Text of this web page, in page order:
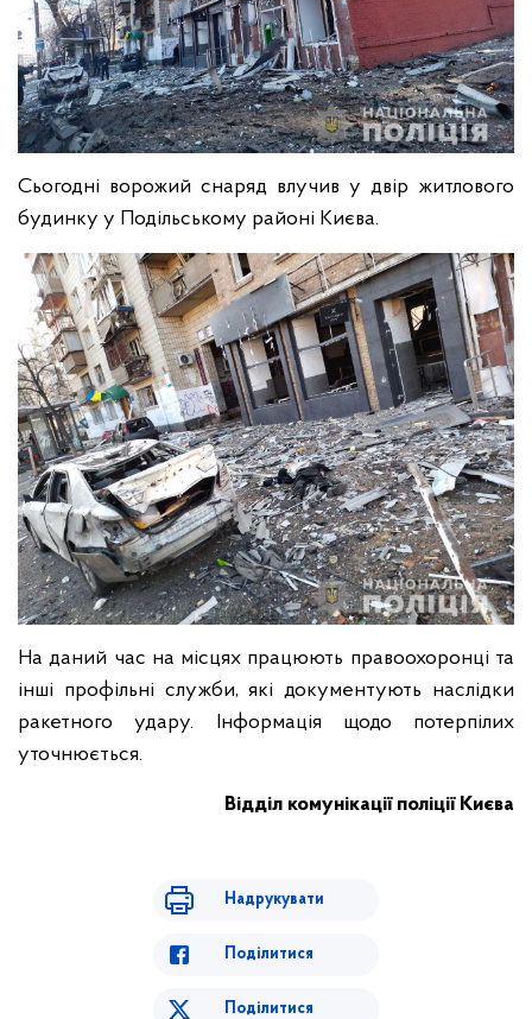
Сьогодні ворожий снаряд влучив у двір житлового
будинку у Подільському районі Києва.
На даний час на місцях працюють правоохоронці та
інші профільні служби, які документують наслідки
ракетного удару. Інформація щодо потерпілих
уточнюється.
Відділ комунікації поліції Києва
Надрукувати
Поділитися
Поділитися